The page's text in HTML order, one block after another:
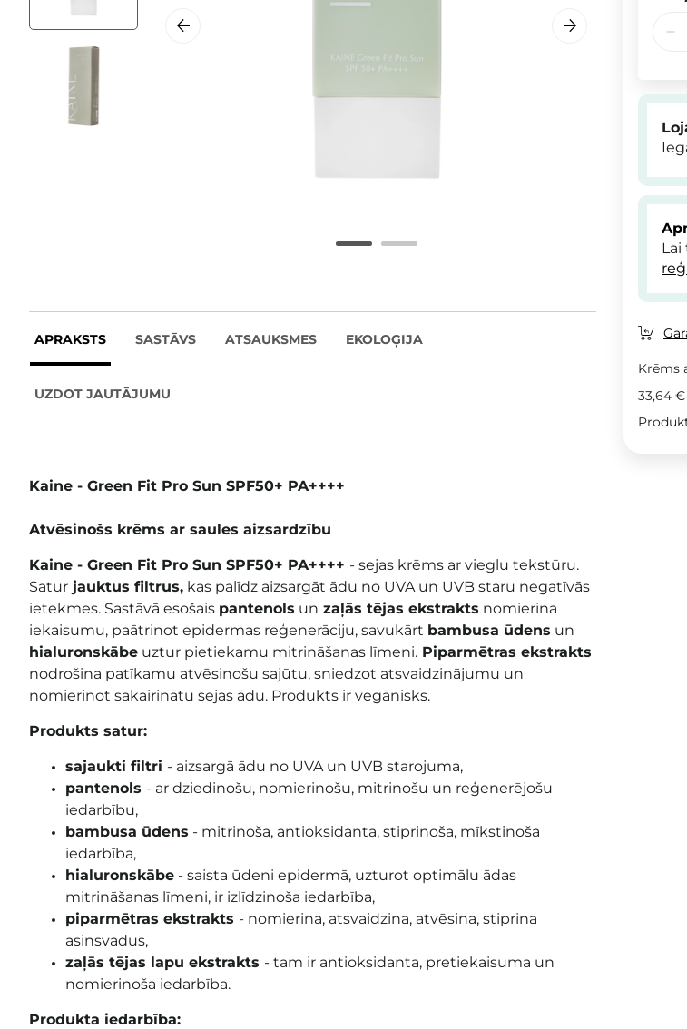
APRAKSTS SASTĀVS ATSAUKSMES EKOLOĢIJA
UZDOT JAUTĀJUMU
Kaine - Green Fit Pro Sun SPF50+ PA++++
Atvēsinošs krēms ar saules aizsardzību
Kaine - Green Fit Pro Sun SPF50+ PA++++ - sejas krēms ar vieglu tekstūru.
Satur jauktus filtrus, kas palīdz aizsargāt ādu no UVA un UVB staru negatīvās
ietekmes. Sastāvā esošais pantenols un zaļās tējas ekstrakts nomierina
iekaisumu, paātrinot epidermas reģenerāciju, savukārt bambusa ūdens un
hialuronskābe uztur pietiekamu mitrināšanas līmeni. Piparmētras ekstrakts
nodrošina patīkamu atvēsinošu sajūtu, sniedzot atsvaidzinājumu un
nomierinot sakairinātu sejas ādu. Produkts ir vegānisks.
Produkts satur:
sajaukti filtri - aizsargā ādu no UVA un UVB starojuma,
pantenols - ar dziedinošu, nomierinošu, mitrinošu un reģenerējošu
iedarbību,
bambusa ūdens - mitrinoša, antioksidanta, stiprinoša, mīkstinoša
iedarbība,
hialuronskābe - saista ūdeni epidermā, uzturot optimālu ādas
mitrināšanas līmeni, ir izlīdzinoša iedarbība,
piparmētras ekstrakts - nomierina, atsvaidzina, atvēsina, stiprina
asinsvadus,
zaļās tējas lapu ekstrakts - tam ir antioksidanta, pretiekaisuma un
nomierinoša iedarbība.
Produkta iedarbība:
Lai
Krēms
33,64 €